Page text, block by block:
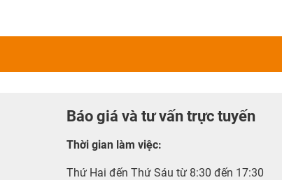
Báo giá và tư vấn trực tuyến
Thời gian làm việc:
Thứ Hai đến Thứ Sáu từ 8:30 đến 17:30